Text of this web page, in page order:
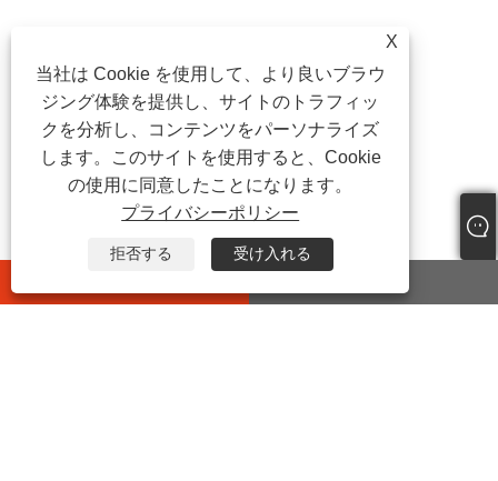
X
当社は Cookie を使用して、より良いブラウ
ジング体験を提供し、サイトのトラフィッ
クを分析し、コンテンツをパーソナライズ
します。このサイトを使用すると、Cookie
の使用に同意したことになります。
プライバシーポリシー
拒否する 受け入れる